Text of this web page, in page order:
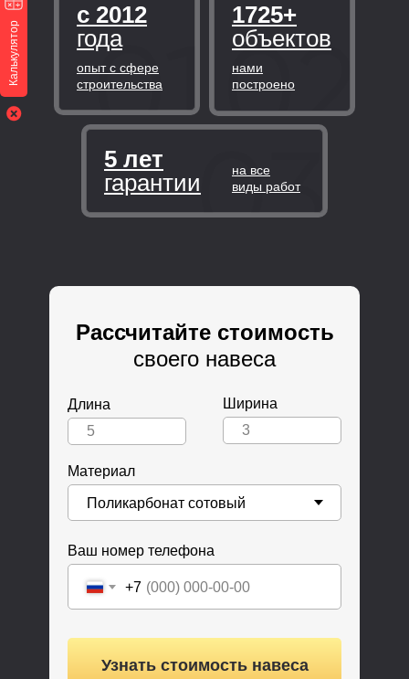
Узнать стоимость навеса
Ваш номер телефона
+7
Материал
Ширина
Длина
Рассчитайте стоимость
своего навеса
на все
виды работ
5 лет
гарантии
нами
построено
1725+
объектов
опыт с сфере
строительства
с 2012
года
Калькулятор